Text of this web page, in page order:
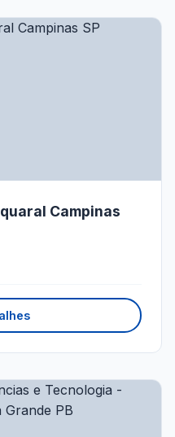
Campinas